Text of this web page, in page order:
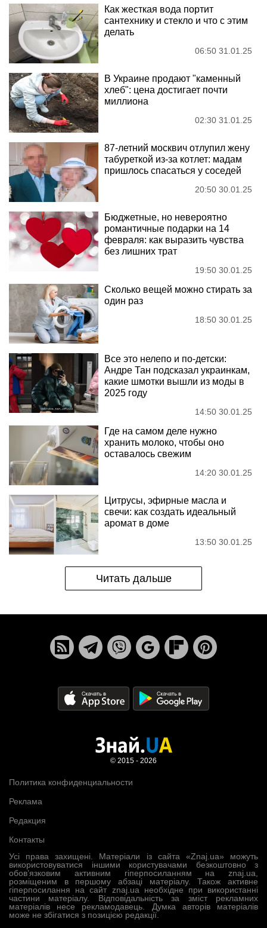
Как жесткая вода портит
сантехнику и стекло и что с этим
делать
06:50 31.01.25
В Украине продают "каменный
хлеб": цена достигает почти
миллиона
02:30 31.01.25
87-летний москвич отлупил жену
табуреткой из-за котлет: мадам
пришлось спасаться у соседей
20:50 30.01.25
Бюджетные, но невероятно
романтичные подарки на 14
февраля: как выразить чувства
без лишних трат
19:50 30.01.25
Сколько вещей можно стирать за
один раз
18:50 30.01.25
Все это нелепо и по-детски:
Андре Тан подсказал украинкам,
какие шмотки вышли из моды в
2025 году
14:50 30.01.25
Где на самом деле нужно
хранить молоко, чтобы оно
оставалось свежим
14:20 30.01.25
Цитрусы, эфирные масла и
свечи: как создать идеальный
аромат в доме
13:50 30.01.25
Читать дальше
Усі права захищені. Матеріали із сайта «Znaj.ua» можуть
використовуватися іншими користувачами безкоштовно з
обов’язковим активним гіперпосиланням на znaj.ua,
розміщеним в першому абзаці матеріалу. Також активне
гіперпосилання на сайт znaj.ua необхідне при використанні
частини матеріалу. Відповідальність за зміст рекламних
матеріалів несе рекламодавець. Думка авторів матеріалів
може не збігатися з позицією редакції.
Политика конфиденциальности
Реклама
Редакция
Контакты
© 2015 - 2026